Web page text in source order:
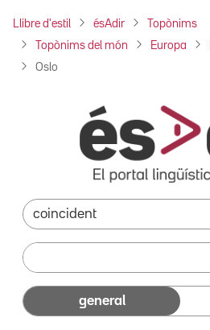
Llibre d'estil ésAdir Topònims
Topònims del món Europa
Oslo
general